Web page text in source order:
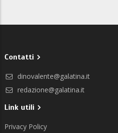
Contatti
dinovalente@galatina.it
redazione@galatina.it
Link utili
Privacy Policy